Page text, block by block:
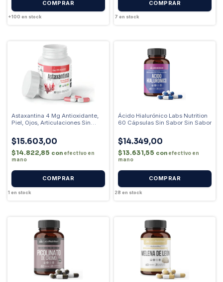
+100 en stock 7 en stock
Astaxantina 4 Mg Antioxidante,
Piel, Ojos, Articulaciones Sin
$15.603,00
$14.822,85 con efectivo en
mano
1 en stock
Ácido Hialurónico Labs Nutrition
60 Cápsulas Sin Sabor Sin Sabor
$14.349,00
$13.631,55 con efectivo en
mano
28 en stock